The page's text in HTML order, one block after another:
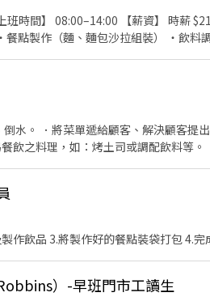
水。 ．將菜單遞給顧客、解決顧客提
飲之料理，如：烤土司或調配飲料等
作飲品 3.將製作好的餐點裝袋打包 4.
）-早班門市工讀生